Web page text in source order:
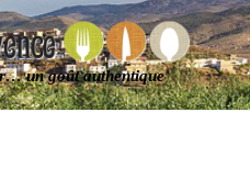
un goût authentique